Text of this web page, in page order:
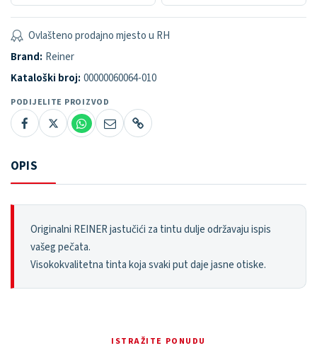
Ovlašteno prodajno mjesto u RH
Brand: Reiner
Kataloški broj: 00000060064-010
PODIJELITE PROIZVOD
OPIS
Originalni REINER jastučići za tintu dulje održavaju ispis
vašeg pečata.
Visokokvalitetna tinta koja svaki put daje jasne otiske.
ISTRAŽITE PONUDU